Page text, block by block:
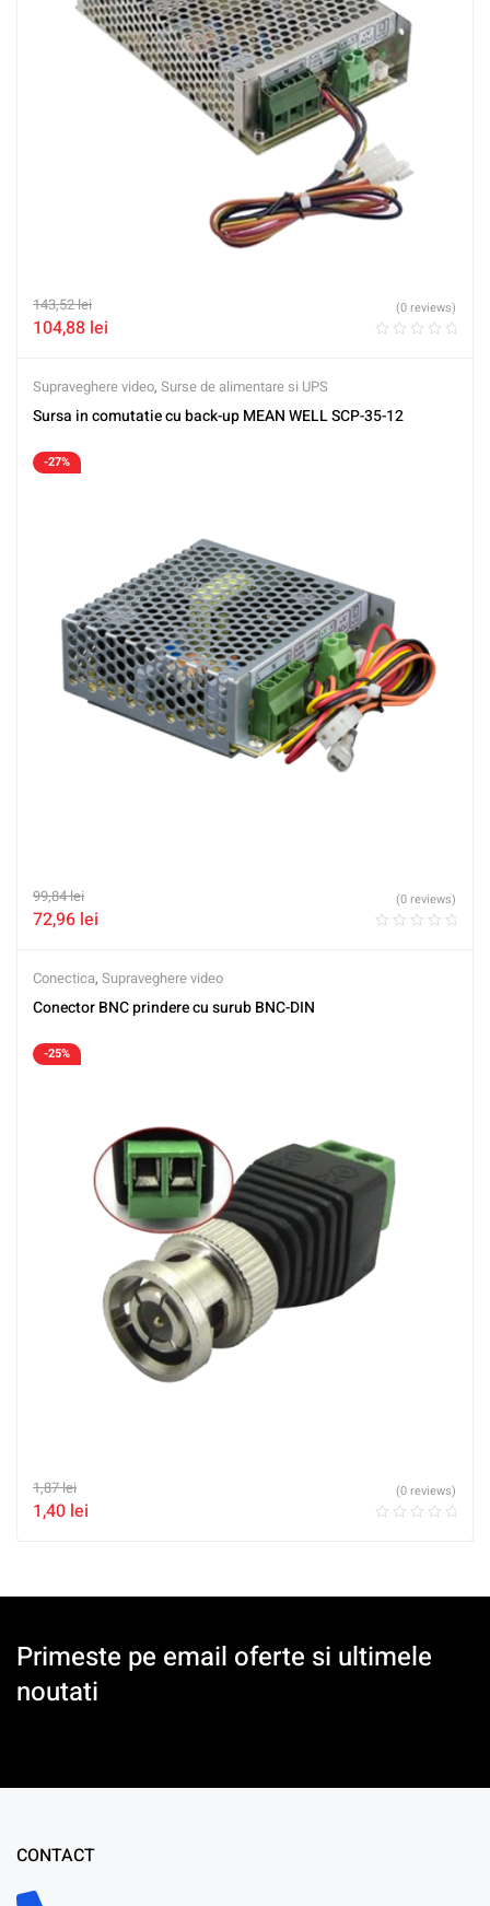
143,52lei
104,88 lei
(0 reviews)
Supraveghere video, Surse de alimentare si UPS
Sursa in comutatie cu back-up MEAN WELL SCP-35-12
-27%
99,84lei
72,96 lei
(0 reviews)
Conectica, Supraveghere video
Conector BNC prindere cu surub BNC-DIN
-25%
1,87lei
1,40 lei
(0 reviews)
Primeste pe email oferte si ultimele
noutati
CONTACT